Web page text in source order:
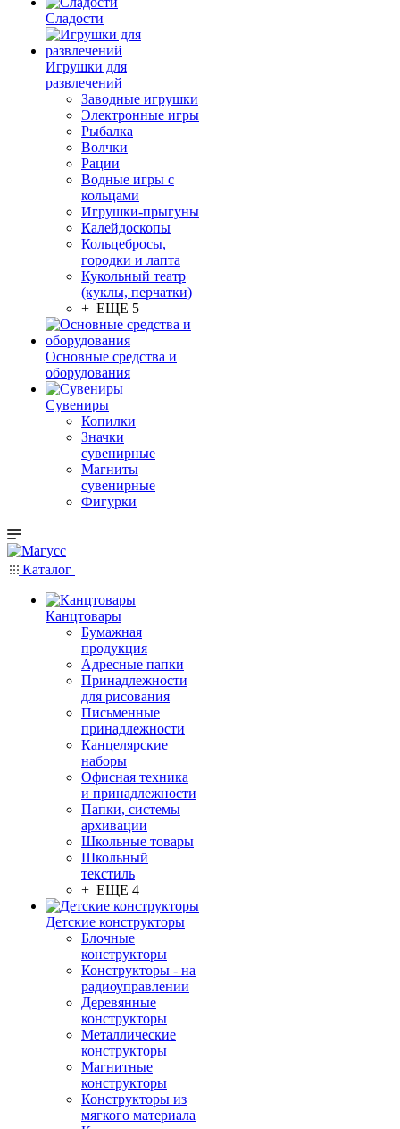
Сладости
Игрушки для
развлечений
Заводные игрушки
Электронные игры
Рыбалка
Волчки
Рации
Водные игры с
кольцами
Игрушки-прыгуны
Калейдоскопы
Кольцебросы,
городки и лапта
Кукольный театр
(куклы, перчатки)
+ ЕЩЕ 5
Основные средства и
оборудования
Сувениры
Копилки
Значки
сувенирные
Магниты
сувенирные
Фигурки
Каталог
Канцтовары
Бумажная
продукция
Адресные папки
Принадлежности
для рисования
Письменные
принадлежности
Канцелярские
наборы
Офисная техника
и принадлежности
Папки, системы
архивации
Школьные товары
Школьный
текстиль
+ ЕЩЕ 4
Детские конструкторы
Блочные
конструкторы
Конструкторы - на
радиоуправлении
Деревянные
конструкторы
Металлические
конструкторы
Магнитные
конструкторы
Конструкторы из
мягкого материала